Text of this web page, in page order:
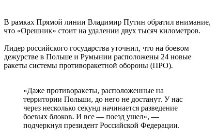
В рамках Прямой линии Владимир Путин обратил внимание,
что «Орешник» стоит на удалении двух тысяч километров.
Лидер российского государства уточнил, что на боевом
дежурстве в Польше и Румынии расположены 24 новые
ракеты системы противоракетной обороны (ПРО).
«Даже противоракеты, расположенные на
территории Польши, до него не достанут. У нас
через несколько секунд начинается разведение
боевых блоков. И все — поезд ушел», —
подчеркнул президент Российской Федерации.